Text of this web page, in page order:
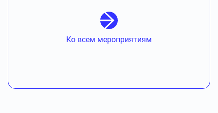
Ко всем мероприятиям